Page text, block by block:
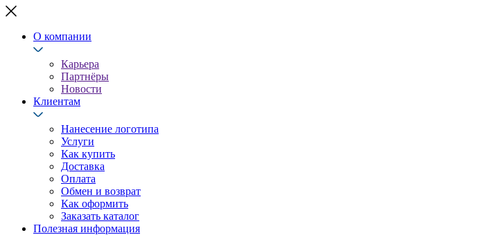
О компании
Карьера
Партнёры
Новости
Клиентам
Нанесение логотипа
Услуги
Как купить
Доставка
Оплата
Обмен и возврат
Как оформить
Заказать каталог
Полезная информация